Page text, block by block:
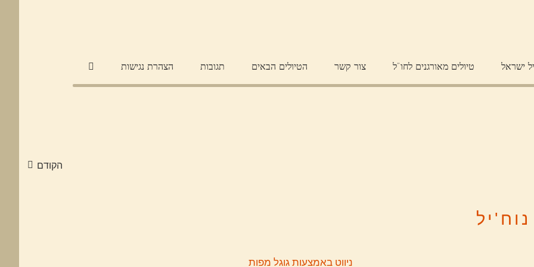
ישראל טיולים מאורגנים לחו"ל צור קשר הטיולים הבאים תגובות הצהרת נגישות
הקודם
נוח'יל
ניווט באמצעות גוגל מפות